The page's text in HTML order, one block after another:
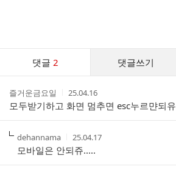
댓글 2 댓글쓰기
스
작
성
자
즐거운금요일
작
성
시
간
25.04.16
모두받기하고 화면 멈추면 esc누르먄되유
작
성
자
dehannama
작
성
시
간
25.04.17
모바일은 안되쥬.....